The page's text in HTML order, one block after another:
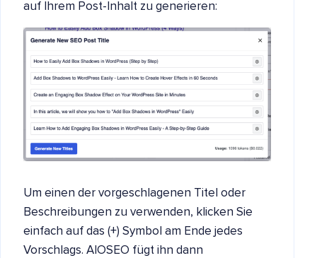
auf Ihrem Post-Inhalt zu generieren:
Um einen der vorgeschlagenen Titel oder
Beschreibungen zu verwenden, klicken Sie
einfach auf das (+) Symbol am Ende jedes
Vorschlags. AIOSEO fügt ihn dann